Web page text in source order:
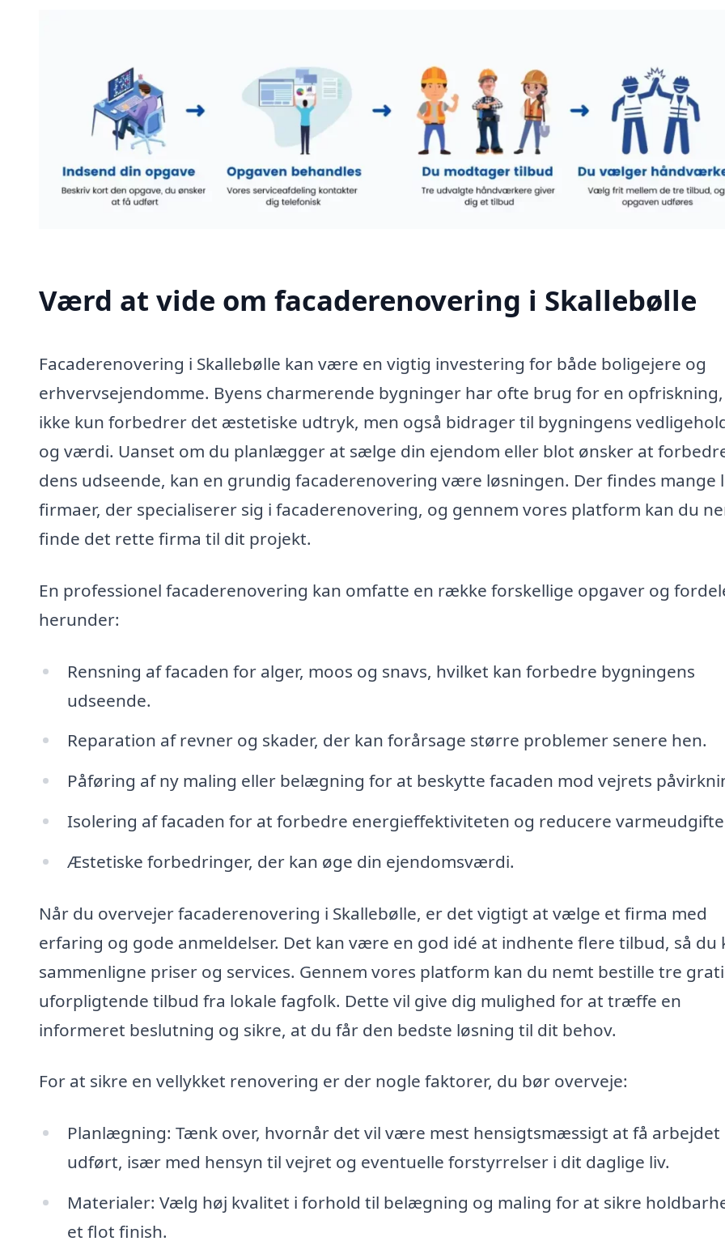
Værd at vide om facaderenovering i Skallebølle
Facaderenovering i Skallebølle kan være en vigtig investering for både boligejere og
erhvervsejendomme. Byens charmerende bygninger har ofte brug for en
ikke kun forbedrer det æstetiske udtryk, men også bidrager til bygningens
og værdi. Uanset om du planlægger at sælge din ejendom eller blot ønsker at
dens udseende, kan en grundig facaderenovering være løsningen. Der findes mange
firmaer, der specialiserer sig i facaderenovering, og gennem vores platform kan du
finde det rette firma til dit projekt.
En professionel facaderenovering kan omfatte en række forskellige opgaver og
herunder:
Rensning af facaden for alger, moos og snavs, hvilket kan forbedre bygningens
udseende.
Reparation af revner og skader, der kan forårsage større problemer senere hen.
Påføring af ny maling eller belægning for at beskytte facaden mod vejrets
Isolering af facaden for at forbedre energieffektiviteten og reducere
Æstetiske forbedringer, der kan øge din ejendomsværdi.
Når du overvejer facaderenovering i Skallebølle, er det vigtigt at vælge et firma med
erfaring og gode anmeldelser. Det kan være en god idé at indhente flere tilbud, så du
sammenligne priser og services. Gennem vores platform kan du nemt bestille tre
uforpligtende tilbud fra lokale fagfolk. Dette vil give dig mulighed for at træffe en
informeret beslutning og sikre, at du får den bedste løsning til dit behov.
For at sikre en vellykket renovering er der nogle faktorer, du bør overveje:
Planlægning: Tænk over, hvornår det vil være mest hensigtsmæssigt at få arbejdet
udført, især med hensyn til vejret og eventuelle forstyrrelser i dit daglige liv.
Materialer: Vælg høj kvalitet i forhold til belægning og maling for at sikre
et flot finish.